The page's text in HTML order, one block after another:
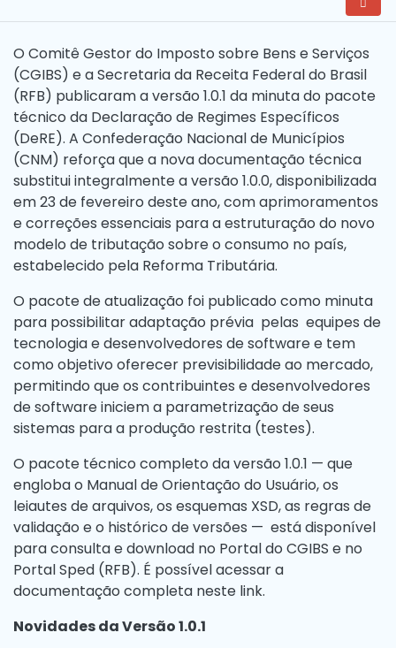
O Comitê Gestor do Imposto sobre Bens e Serviços
(CGIBS) e a Secretaria da Receita Federal do Brasil
(RFB) publicaram a versão 1.0.1 da minuta do pacote
técnico da Declaração de Regimes Específicos
(DeRE). A Confederação Nacional de Municípios
(CNM) reforça que a nova documentação técnica
substitui integralmente a versão 1.0.0, disponibilizada
em 23 de fevereiro deste ano, com aprimoramentos
e correções essenciais para a estruturação do novo
modelo de tributação sobre o consumo no país,
estabelecido pela Reforma Tributária.
O pacote de atualização foi publicado como minuta
para possibilitar adaptação prévia pelas equipes de
tecnologia e desenvolvedores de software e tem
como objetivo oferecer previsibilidade ao mercado,
permitindo que os contribuintes e desenvolvedores
de software iniciem a parametrização de seus
sistemas para a produção restrita (testes).
O pacote técnico completo da versão 1.0.1 — que
engloba o Manual de Orientação do Usuário, os
leiautes de arquivos, os esquemas XSD, as regras de
validação e o histórico de versões — está disponível
para consulta e download no Portal do CGIBS e no
Portal Sped (RFB). É possível acessar a
documentação completa neste link.
Novidades da Versão 1.0.1